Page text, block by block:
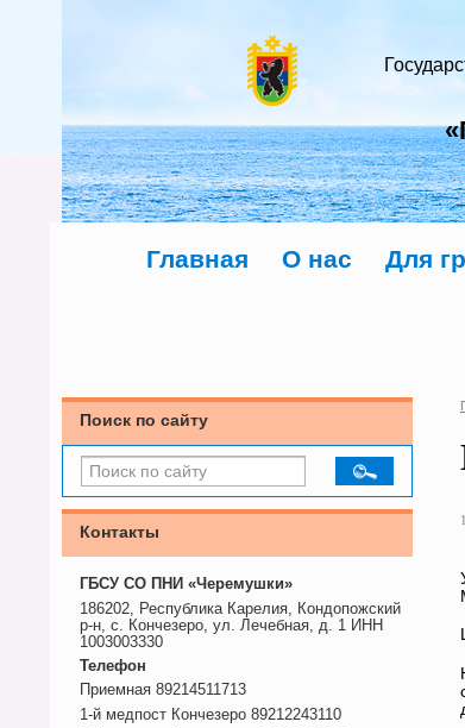
Главная О нас Для
Поиск по сайту
Контакты
ГБСУ СО ПНИ «Черемушки»
186202, Республика Карелия, Кондопожский
р-н, с. Кончезеро, ул. Лечебная, д. 1 ИНН
1003003330
Телефон
Приемная 89214511713
1-й медпост Кончезеро 89212243110